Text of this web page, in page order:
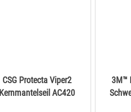
CSG Protecta Viper2
Kernmantelseil AC420
3M™